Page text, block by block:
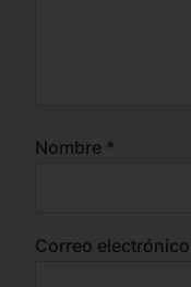
Nombre *
Correo electrónico